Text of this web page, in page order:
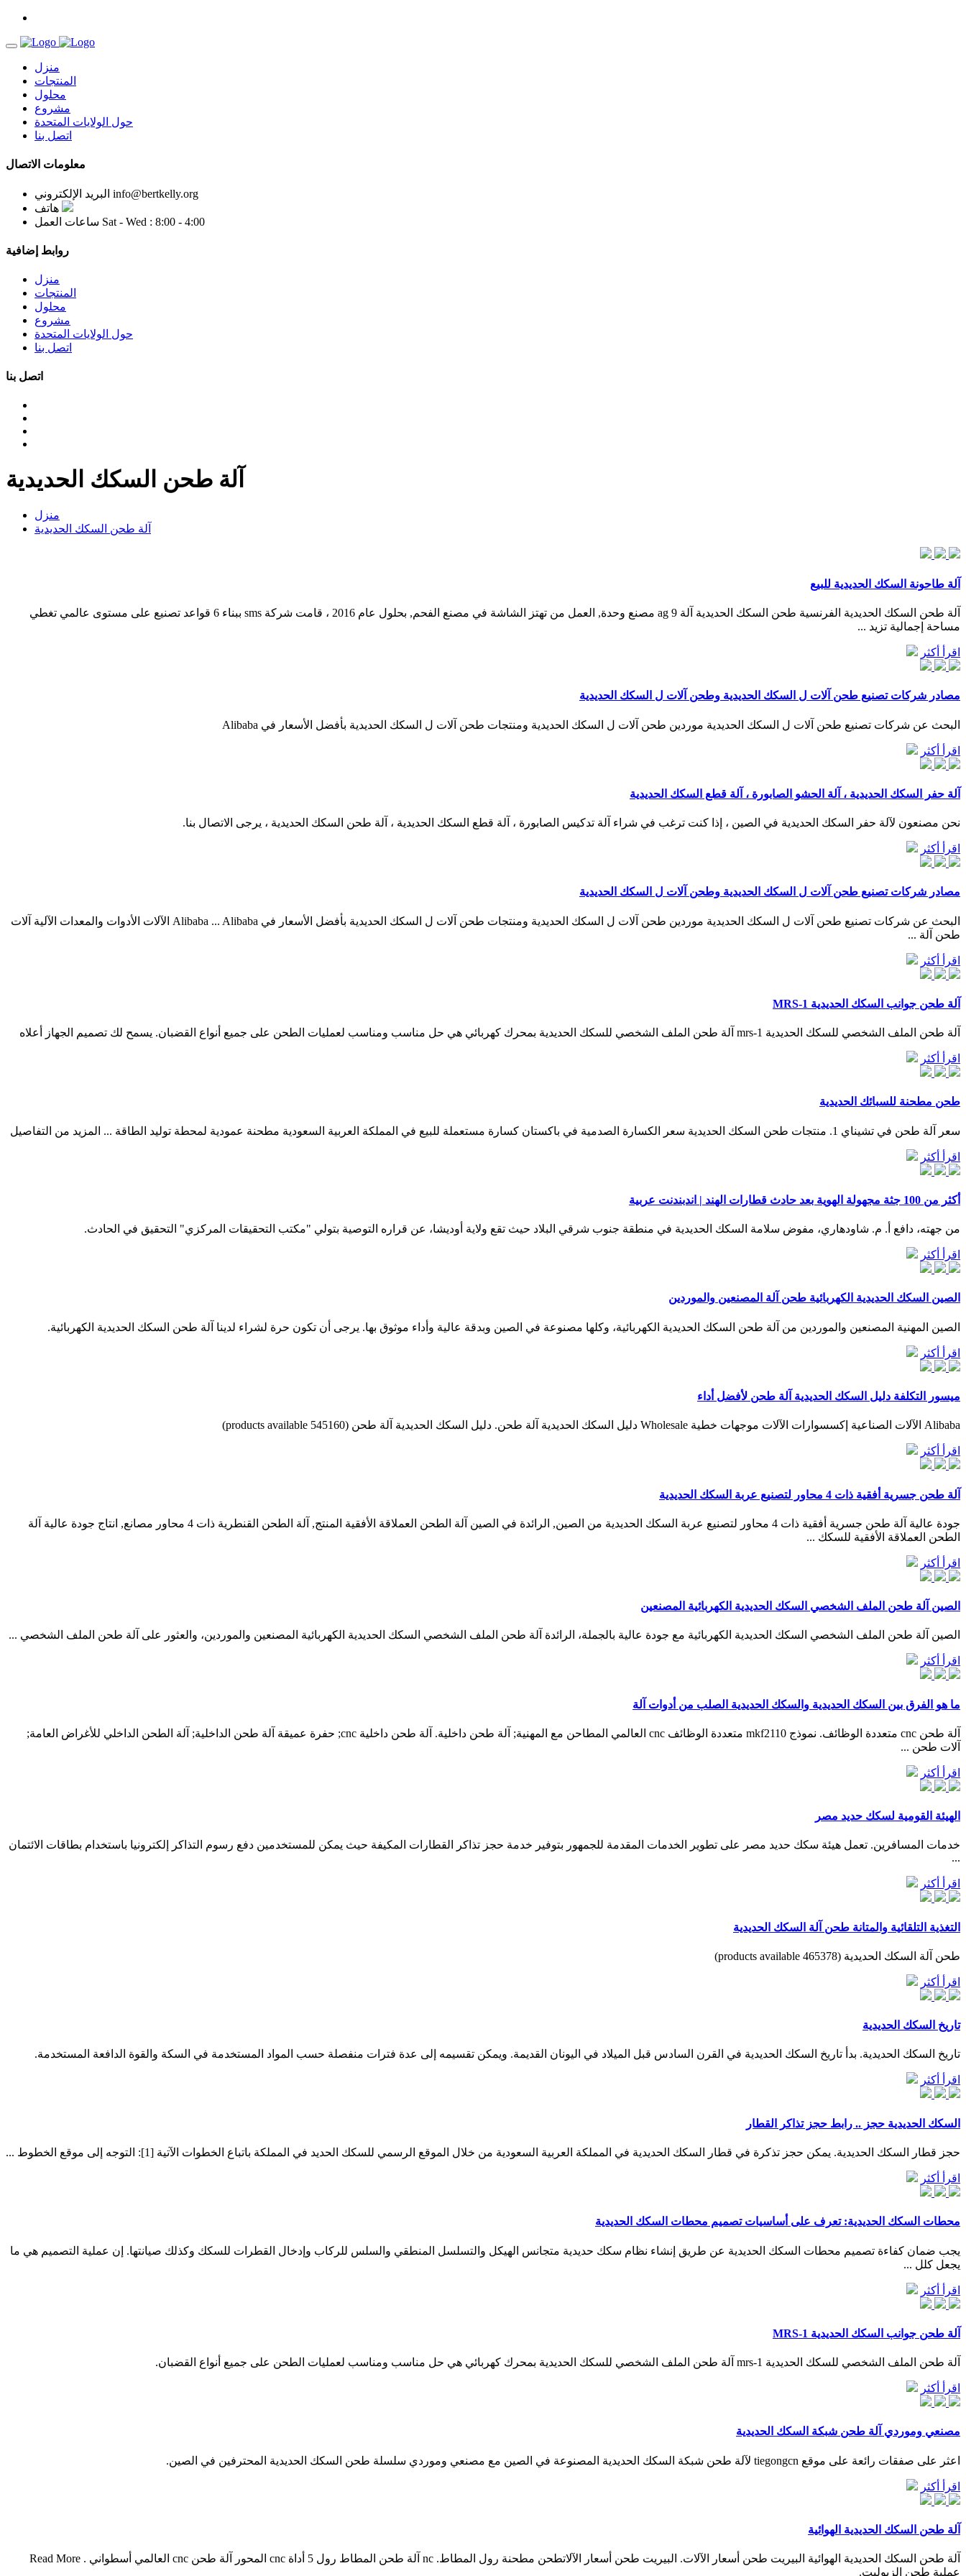
منزل
المنتجات
محلول
مشروع
حول الولايات المتحدة
اتصل بنا
معلومات الاتصال
البريد الإلكتروني info@bertkelly.org
هاتف
ساعات العمل Sat - Wed : 8:00 - 4:00
روابط إضافية
منزل
المنتجات
محلول
مشروع
حول الولايات المتحدة
اتصل بنا
اتصل بنا
آلة طحن السكك الحديدية
منزل
آلة طحن السكك الحديدية
آلة طاحونة السكك الحديدية للبيع
آلة طحن السكك الحديدية الفرنسية طحن السكك الحديدية آلة ag 9 مصنع وحدة, العمل من تهتز الشاشة في مصنع الفحم, بحلول عام 2016 ، قامت شركة sms ببناء 6 قواعد تصنيع على مستوى عالمي تغطي
مساحة إجمالية تزيد ...
اقرأ أكثر
مصادر شركات تصنيع طحن آلات ل السكك الحديدية وطحن آلات ل السكك الحديدية
البحث عن شركات تصنيع طحن آلات ل السكك الحديدية موردين طحن آلات ل السكك الحديدية ومنتجات طحن آلات ل السكك الحديدية بأفضل الأسعار في Alibaba
اقرأ أكثر
آلة حفر السكك الحديدية ، آلة الحشو الصابورة ، آلة قطع السكك الحديدية
نحن مصنعون لآلة حفر السكك الحديدية في الصين ، إذا كنت ترغب في شراء آلة تدكيس الصابورة ، آلة قطع السكك الحديدية ، آلة طحن السكك الحديدية ، يرجى الاتصال بنا.
اقرأ أكثر
مصادر شركات تصنيع طحن آلات ل السكك الحديدية وطحن آلات ل السكك الحديدية
البحث عن شركات تصنيع طحن آلات ل السكك الحديدية موردين طحن آلات ل السكك الحديدية ومنتجات طحن آلات ل السكك الحديدية بأفضل الأسعار في Alibaba ... Alibaba الآلات الأدوات والمعدات الآلية آلات
طحن آلة ...
اقرأ أكثر
آلة طحن جوانب السكك الحديدية MRS-1
آلة طحن الملف الشخصي للسكك الحديدية mrs-1 آلة طحن الملف الشخصي للسكك الحديدية بمحرك كهربائي هي حل مناسب ومناسب لعمليات الطحن على جميع أنواع القضبان. يسمح لك تصميم الجهاز أعلاه
اقرأ أكثر
طحن مطحنة للسبائك الحديدية
سعر آلة طحن في تشيناي 1. منتجات طحن السكك الحديدية سعر الكسارة الصدمية في باكستان كسارة مستعملة للبيع في المملكة العربية السعودية مطحنة عمودية لمحطة توليد الطاقة ... المزيد من التفاصيل
اقرأ أكثر
أكثر من 100 جثة مجهولة الهوية بعد حادث قطارات الهند | اندبندنت عربية
من جهته، دافع أ. م. شاودهاري، مفوض سلامة السكك الحديدية في منطقة جنوب شرقي البلاد حيث تقع ولاية أوديشا، عن قراره التوصية بتولي "مكتب التحقيقات المركزي" التحقيق في الحادث.
اقرأ أكثر
الصين السكك الحديدية الكهربائية طحن آلة المصنعين والموردين
الصين المهنية المصنعين والموردين من آلة طحن السكك الحديدية الكهربائية، وكلها مصنوعة في الصين وبدقة عالية وأداء موثوق بها. يرجى أن تكون حرة لشراء لدينا آلة طحن السكك الحديدية الكهربائية.
اقرأ أكثر
ميسور التكلفة دليل السكك الحديدية آلة طحن لأفضل أداء
Alibaba الآلات الصناعية إكسسوارات الآلات موجهات خطية Wholesale دليل السكك الحديدية آلة طحن. دليل السكك الحديدية آلة طحن (545160 products available)
اقرأ أكثر
آلة طحن جسرية أفقية ذات 4 محاور لتصنيع عربة السكك الحديدية
جودة عالية آلة طحن جسرية أفقية ذات 4 محاور لتصنيع عربة السكك الحديدية من الصين, الرائدة في الصين آلة الطحن العملاقة الأفقية المنتج, آلة الطحن القنطرية ذات 4 محاور مصانع, انتاج جودة عالية آلة
الطحن العملاقة الأفقية للسكك ...
اقرأ أكثر
الصين آلة طحن الملف الشخصي السكك الحديدية الكهربائية المصنعين
الصين آلة طحن الملف الشخصي السكك الحديدية الكهربائية مع جودة عالية بالجملة، الرائدة آلة طحن الملف الشخصي السكك الحديدية الكهربائية المصنعين والموردين، والعثور على آلة طحن الملف الشخصي ...
اقرأ أكثر
ما هو الفرق بين السكك الحديدية والسكك الحديدية الصلب من أدوات آلة
آلة طحن cnc متعددة الوظائف. نموذج mkf2110 متعددة الوظائف cnc العالمي المطاحن مع المهنية; آلة طحن داخلية. آلة طحن داخلية cnc; حفرة عميقة آلة طحن الداخلية; آلة الطحن الداخلي للأغراض العامة;
آلات طحن ...
اقرأ أكثر
الهيئة القومية لسكك حديد مصر
خدمات المسافرين. تعمل هيئة سكك حديد مصر على تطوير الخدمات المقدمة للجمهور بتوفير خدمة حجز تذاكر القطارات المكيفة حيث يمكن للمستخدمين دفع رسوم التذاكر إلكترونيا باستخدام بطاقات الائتمان
...
اقرأ أكثر
التغذية التلقائية والمتانة طحن آلة السكك الحديدية
طحن آلة السكك الحديدية (465378 products available)
اقرأ أكثر
تاريخ السكك الحديدية
تاريخ السكك الحديدية. بدأ تاريخ السكك الحديدية في القرن السادس قبل الميلاد في اليونان القديمة. ويمكن تقسيمه إلى عدة فترات منفصلة حسب المواد المستخدمة في السكة والقوة الدافعة المستخدمة.
اقرأ أكثر
السكك الحديدية حجز .. رابط حجز تذاكر القطار
حجز قطار السكك الحديدية. يمكن حجز تذكرة في قطار السكك الحديدية في المملكة العربية السعودية من خلال الموقع الرسمي للسكك الحديد في المملكة باتباع الخطوات الآتية [1]: التوجه إلى موقع الخطوط ...
اقرأ أكثر
محطات السكك الحديدية: تعرف على أساسيات تصميم محطات السكك الحديدية
يجب ضمان كفاءة تصميم محطات السكك الحديدية عن طريق إنشاء نظام سكك حديدية متجانس الهيكل والتسلسل المنطقي والسلس للركاب وإدخال القطرات للسكك وكذلك صيانتها. إن عملية التصميم هي ما
يجعل كلل ...
اقرأ أكثر
آلة طحن جوانب السكك الحديدية MRS-1
آلة طحن الملف الشخصي للسكك الحديدية mrs-1 آلة طحن الملف الشخصي للسكك الحديدية بمحرك كهربائي هي حل مناسب ومناسب لعمليات الطحن على جميع أنواع القضبان.
اقرأ أكثر
مصنعي وموردي آلة طحن شبكة السكك الحديدية
اعثر على صفقات رائعة على موقع tiegongcn لآلة طحن شبكة السكك الحديدية المصنوعة في الصين مع مصنعي وموردي سلسلة طحن السكك الحديدية المحترفين في الصين.
اقرأ أكثر
آلة طحن السكك الحديدية الهوائية
آلة طحن السكك الحديدية الهوائية البيريت طحن أسعار الآلات. البيريت طحن أسعار الآلاتطحن مطحنة رول المطاط. nc آلة طحن المطاط رول 5 أداة cnc المحور آلة طحن cnc العالمي أسطواني . Read More
عملية طحن الزيوليت.